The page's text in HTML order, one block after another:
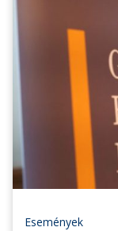
Események